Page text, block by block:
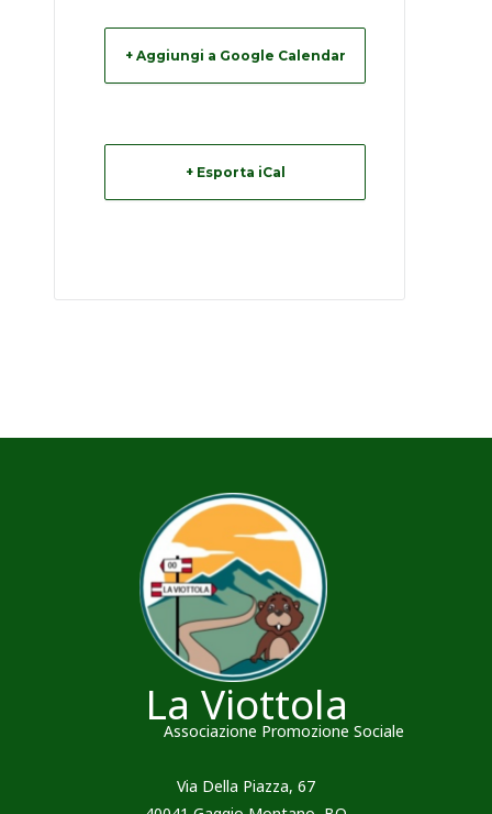
+ Aggiungi a Google Calendar
+ Esporta iCal
La Viottola
Associazione Promozione Sociale
Via Della Piazza, 67